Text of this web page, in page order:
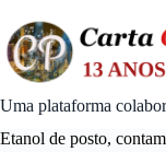
content
Uma plataforma
Etanol de posto,